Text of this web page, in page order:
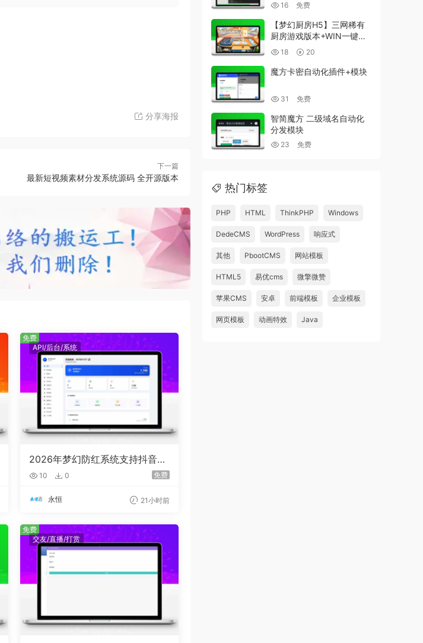
分享海报
下一篇
最新短视频素材分发系统源码 全开源版本
API/后台/系统
2026年梦幻防红系统支持抖音圆
码带用户中心支付
10 0 免费
永恒 21小时前
免费
交友/直播/打赏
免费
16 免费
【梦幻厨房H5】三网稀有
厨房游戏版本+WIN一键服
务端+Linux学习手工端+小
白首选游戏
18 20
魔方卡密自动化插件+模块
31 免费
智简魔方 二级域名自动化
分发模块
23 免费
热门标签
PHP HTML ThinkPHP Windows
DedeCMS WordPress 响应式
其他 PbootCMS 网站模板
HTML5 易优cms 微擎微赞
苹果CMS 安卓 前端模板 企业模板
网页模板 动画特效 Java